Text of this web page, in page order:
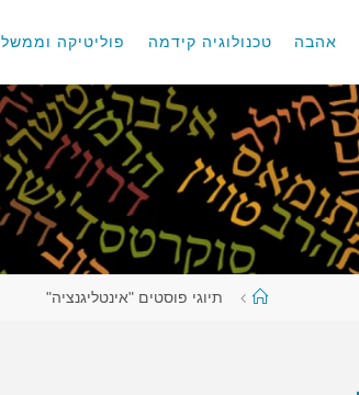
אהבה טכנולוגיה קידמה פוליטיקה וממשל
עמודתיוגי פוסטים "אינטליגנציה"